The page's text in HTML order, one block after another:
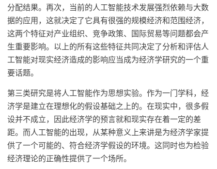
分配结果。再次，当前的人工智能技术发展强烈依赖与大数
据的应用，这就决定了它具有很强的规模经济和范围经济，
这两个特征对产业组织、竞争政策、国际贸易等问题都会产
生重要影响。以上的所有这些特征共同决定了分析和评估人
工智能对现实经济造成的影响应当成为经济学研究的一个重
要话题。
第三类研究是将人工智能作为思想实验。作为一门学科，经
济学是建立在理想化的假设基础之上的。在现实中，很多假
设并不成立，因此经济学的预言就和现实存在着一定的差
距。而人工智能的出现，从某种意义上来讲是为经济学家提
供了一个可能的、符合经济学假设的环境。这同时也为检验
经济理论的正确性提供了一个场所。